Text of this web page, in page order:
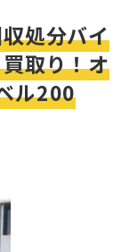
処分バイ
取り！オ
ル200